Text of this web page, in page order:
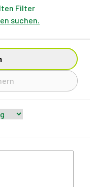
Filter
suchen.